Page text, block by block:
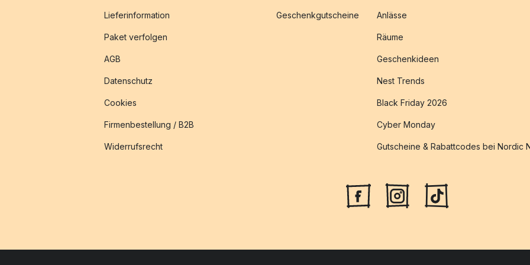
Lieferinformation
Paket verfolgen
AGB
Datenschutz
Cookies
Firmenbestellung / B2B
Widerrufsrecht
Geschenkgutscheine Anlässe
Räume
Geschenkideen
Nest Trends
Black Friday 2026
Cyber Monday
Gutscheine & Rabattcodes bei Nordic